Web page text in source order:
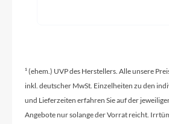
KTM Comp 17°
Rahmentyp
¹ (ehem.) UVP des Herstellers. Alle unsere
inkl. deutscher MwSt. Einzelheiten zu den
und Lieferzeiten erfahren Sie auf der
Angebote nur solange der Vorrat reicht.